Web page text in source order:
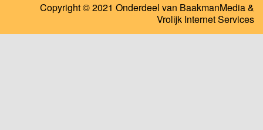
Copyright © 2021 Onderdeel van BaakmanMedia&
Vrolijk Internet Services